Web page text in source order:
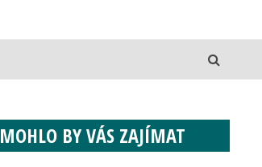
MOHLO BY VÁS ZAJÍMAT